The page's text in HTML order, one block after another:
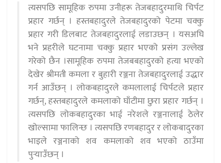
त्यसपछि सामूहिक रुपमा उनीहरू तेजबहादुरमाथि चिर्पट
प्रहार गर्छन् । हस्तबहादुरले तेजबहादुरको पेटमा चक्कु
प्रहार गरी डिलबाट तेजबहादुरलाई लडाउछन् । यसअघि
भने प्रहरीले घटनामा चक्कु प्रहार भएको प्रसंग उल्लेख
गरेको छैन ।सामूहिक रुपमा तेजबबहादुरको हत्या भएको
देखेर श्रीमती कमला र बुहारी रञ्जना तेजबहादुरलाई उद्धार
गर्न आउँछन् । लोकबहादुरले कमलालाई चिर्पटले प्रहार
गर्छन्, हस्तबहादुरले कमलाको घाँटीमा छुरा प्रहार गर्छन् ।
त्यसपछि लोकबहादुरका भाई नरेशले रञ्जनालाई ठेलेर
खोल्सामा फालिन्छ । त्यसपछि रणबहादुर र लोकबादुरका
भाइले रञ्जनाको शव कमलाको शव भएको ठाउँमा
पुर्‍याउँछन् ।